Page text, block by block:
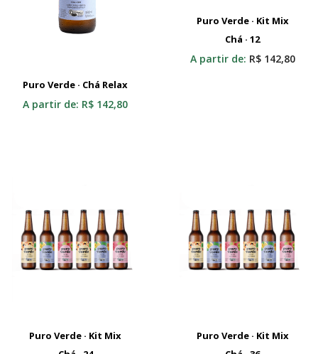
Selecionar
Puro Verde · Chá Relax
A partir de: R$ 142,80
Adicionar Ao Carrinho
Puro Verde · Kit Mix
Chá · 12
A partir de: R$142,80
Puro Verde · Kit Mix
Puro Verde · Kit Mix